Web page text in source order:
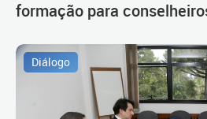
formação para
Diálogo